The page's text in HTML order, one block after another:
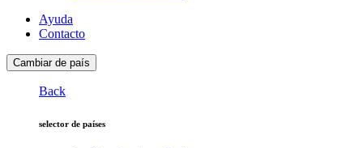
Ayuda
Contacto
Cambiar de país
Back
selector de países